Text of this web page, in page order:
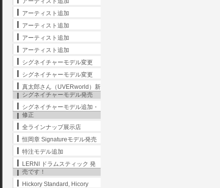
アーティスト追加
アーティスト追加
アーティスト追加
アーティスト追加
シグネイチャーモデル変更
シグネイチャーモデル変更
真太郎さん（UVERworld）新
シグネイチャーモデル発売
シグネイチャーモデル追加・
修正
全ラインナップ展示店
恒岡章 Signatureモデル発売
特注モデル追加
LERNI ドラムスティック 発
売です！
Hickory Standard, Hicory